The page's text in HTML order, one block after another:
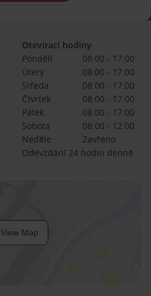
Otevírací hodiny
Pondělí
08:00 - 17:00
Úterý
08:00 - 17:00
Středa
08:00 - 17:00
Čtvrtek
08:00 - 17:00
Pátek
08:00 - 17:00
Sobota
08:00 - 12:00
Neděle
Zavřeno
Odevzdání 24 hodin denně
View Map